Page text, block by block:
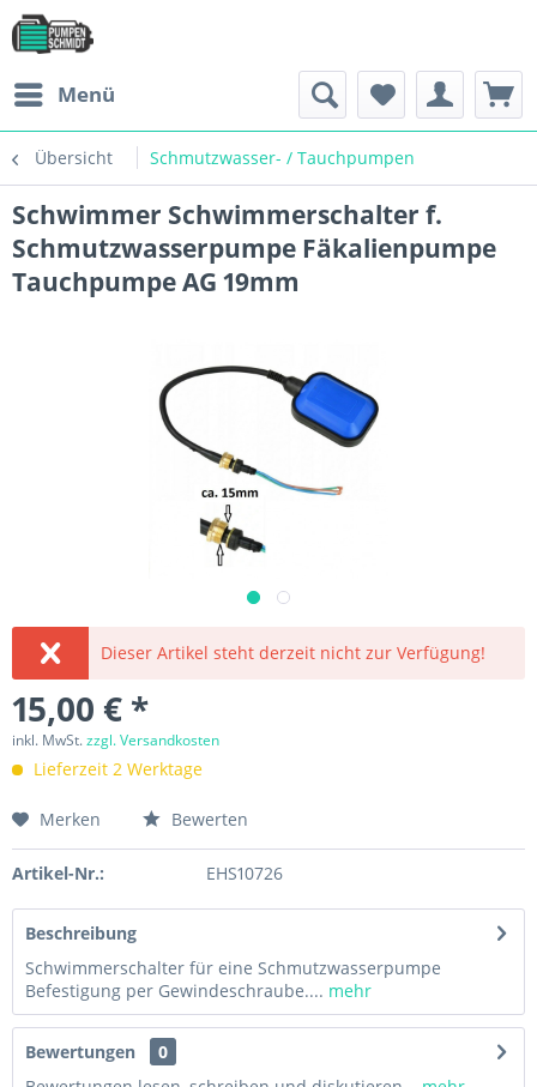
Menü
Übersicht Schmutzwasser- / Tauchpumpen
Schwimmer Schwimmerschalter f.
Schmutzwasserpumpe Fäkalienpumpe
Tauchpumpe AG 19mm
Dieser Artikel steht derzeit nicht zur Verfügung!
15,00 € *
inkl. MwSt.zzgl. Versandkosten
Lieferzeit 2 Werktage
Merken Bewerten
Artikel-Nr.: EHS10726
Beschreibung
Schwimmerschalter für eine Schmutzwasserpumpe
Befestigung per Gewindeschraube.... mehr
Bewertungen
0